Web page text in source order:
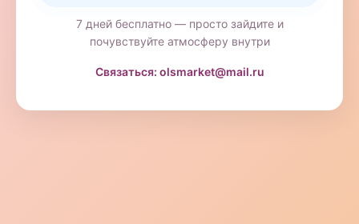
7 дней бесплатно — просто зайдите и
почувствуйте атмосферу внутри
Связаться: olsmarket@mail.ru